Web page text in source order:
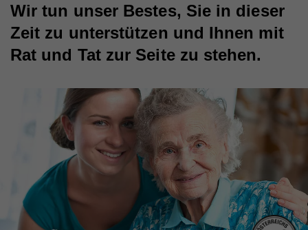
Wir tun unser Bestes, Sie in dieser
Zeit zu unterstützen und Ihnen mit
Rat und Tat zur Seite zu stehen.